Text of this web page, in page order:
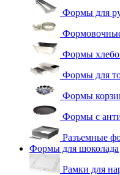
Формы для
Формы
Формы для
Формы
Формы с
Разъемные
Формы для шоколада
Рамки для